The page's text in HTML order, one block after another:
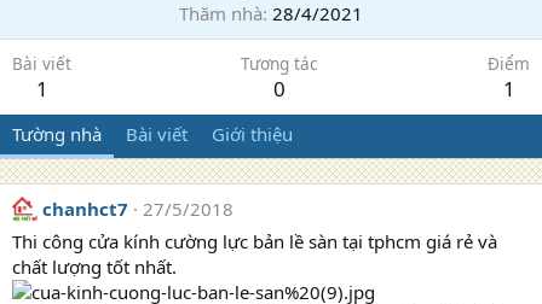
Thăm nhà 28/4/2021
Bài viết
1
Tương tác
0
Điểm
1
Tường nhà Bài viết Giới thiệu
chanhct7
27/5/2018
Thi công cửa kính cường lực bản lề sàn tại tphcm giá rẻ và
chất lượng tốt nhất.